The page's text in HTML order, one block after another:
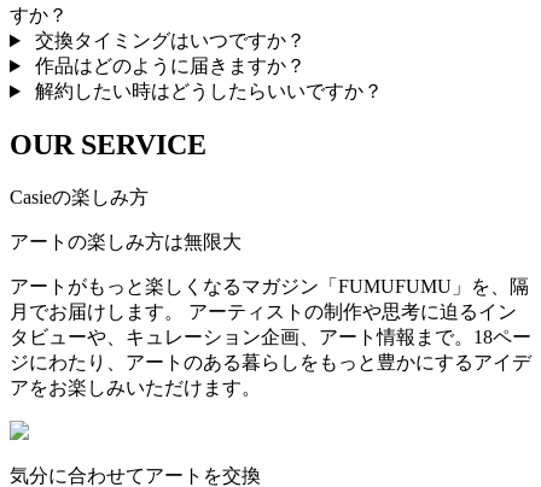
すか？
交換タイミングはいつですか？
作品はどのように届きますか？
解約したい時はどうしたらいいですか？
OUR SERVICE
Casieの楽しみ方
アートの楽しみ方は無限大
アートがもっと楽しくなるマガジン「FUMUFUMU」を、隔
月でお届けします。 アーティストの制作や思考に迫るイン
タビューや、キュレーション企画、アート情報まで。18ペー
ジにわたり、アートのある暮らしをもっと豊かにするアイデ
アをお楽しみいただけます。
気分に合わせてアートを交換